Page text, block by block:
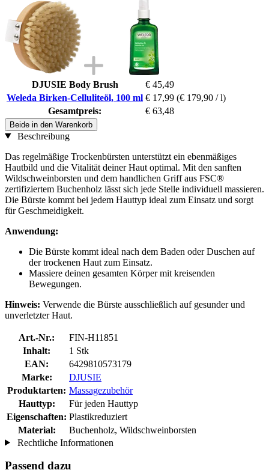
DJUSIE Body Brush
€ 45,49
Weleda Birken-Celluliteöl, 100 ml € 17,99 (€ 179,90 / l)
Gesamtpreis:
€ 63,48
Beide in den Warenkorb
Beschreibung
Das regelmäßige Trockenbürsten unterstützt ein ebenmäßiges
Hautbild und die Vitalität deiner Haut optimal. Mit den sanften
Wildschweinborsten und dem handlichen Griff aus FSC®
zertifiziertem Buchenholz lässt sich jede Stelle individuell massieren.
Die Bürste kommt bei jedem Hauttyp ideal zum Einsatz und sorgt
für Geschmeidigkeit.
Anwendung:
Die Bürste kommt ideal nach dem Baden oder Duschen auf
der trockenen Haut zum Einsatz.
Massiere deinen gesamten Körper mit kreisenden
Bewegungen.
Hinweis: Verwende die Bürste ausschließlich auf gesunder und
unverletzter Haut.
Art.-Nr.:
FIN-H11851
Inhalt:
1 Stk
EAN:
6429810573179
Marke:
DJUSIE
Produktarten: Massagezubehör
Hauttyp:
Für jeden Hauttyp
Eigenschaften: Plastikreduziert
Material:
Buchenholz, Wildschweinborsten
Rechtliche Informationen
Passend dazu